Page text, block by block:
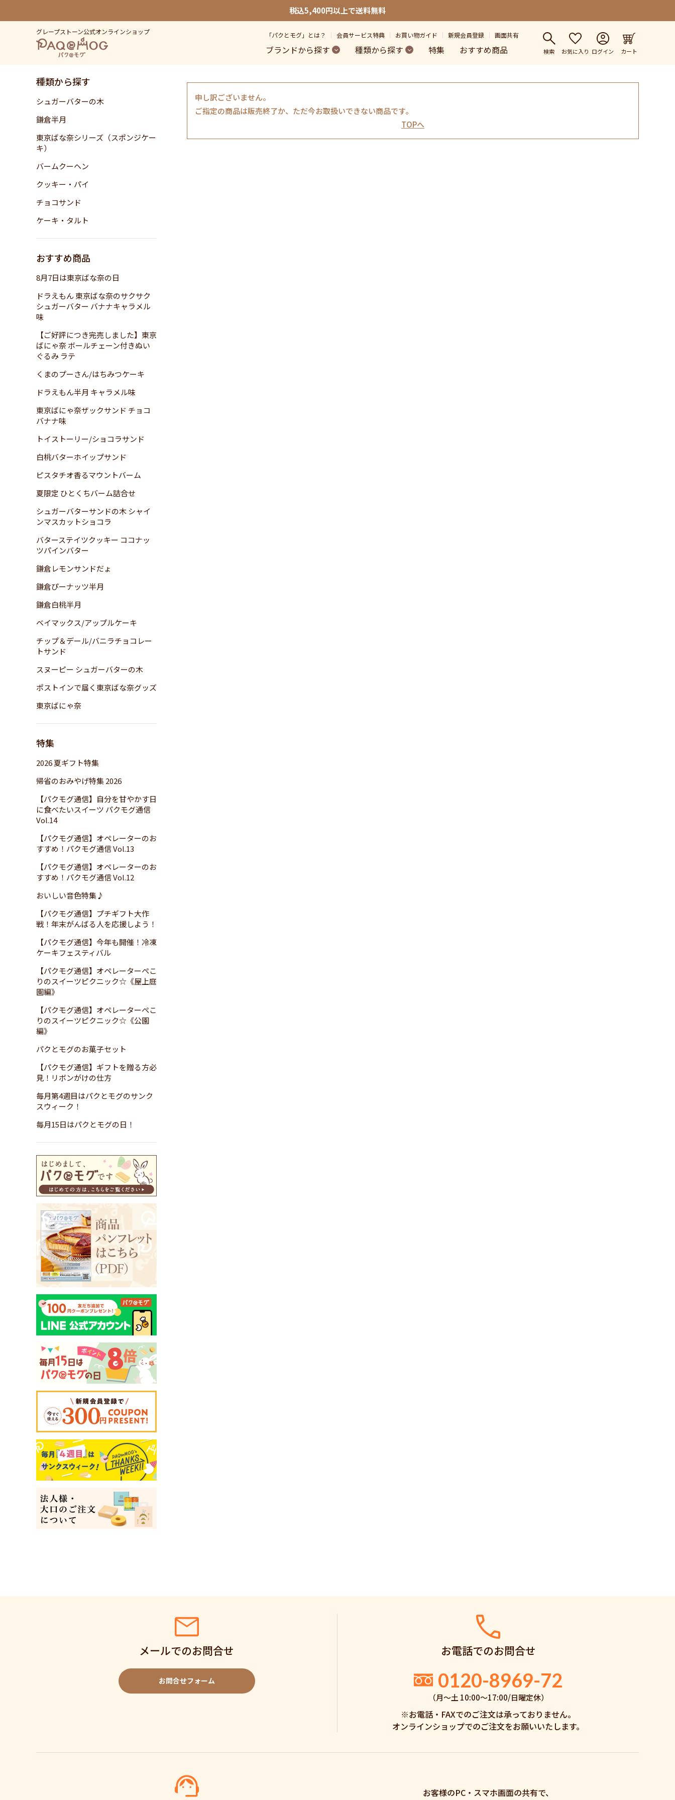
税込5,400円以上で送料無料
グレープストーン公式オンラインショップ 「パクとモグ」とは？ 会員サービス特典 お買い物ガイド 新規会員登録 画面共有
ブランドから探す 種類から探す 特集 おすすめ商品 検索 お気に入り ログイン カート
種類から探す
シュガーバターの木
鎌倉半月
東京ばな奈シリーズ（スポンジケー
キ）
バームクーヘン
クッキー・パイ
チョコサンド
ケーキ・タルト
おすすめ商品
8月7日は東京ばな奈の日
ドラえもん 東京ばな奈のサクサク
シュガーバター バナナキャラメル
味
【ご好評につき完売しました】東京
ばにゃ奈 ボールチェーン付きぬい
ぐるみ ラテ
くまのプーさん/はちみつケーキ
ドラえもん半月 キャラメル味
東京ばにゃ奈ザックサンド チョコ
バナナ味
トイストーリー/ショコラサンド
白桃バターホイップサンド
ピスタチオ香るマウントバーム
夏限定 ひとくちバーム詰合せ
シュガーバターサンドの木 シャイ
ンマスカットショコラ
バターステイツクッキー ココナッ
ツパインバター
鎌倉レモンサンドだょ
鎌倉ぴーナッツ半月
鎌倉白桃半月
ベイマックス/アップルケーキ
チップ＆デール/バニラチョコレー
トサンド
スヌーピー シュガーバターの木
ポストインで届く東京ばな奈グッズ
東京ばにゃ奈
特集
2026 夏ギフト特集
帰省のおみやげ特集 2026
【パクモグ通信】自分を甘やかす日
に食べたいスイーツ パクモグ通信
Vol.14
【パクモグ通信】オペレーターのお
すすめ！パクモグ通信 Vol.13
【パクモグ通信】オペレーターのお
すすめ！パクモグ通信 Vol.12
おいしい音色特集♪
【パクモグ通信】プチギフト大作
戦！年末がんばる人を応援しよう！
【パクモグ通信】今年も開催！冷凍
ケーキフェスティバル
【パクモグ通信】オペレーターぺこ
りのスイーツピクニック☆《屋上庭
園編》
【パクモグ通信】オペレーターぺこ
りのスイーツピクニック☆《公園
編》
パクとモグのお菓子セット
【パクモグ通信】ギフトを贈る方必
見！リボンがけの仕方
毎月第4週目はパクとモグのサンク
スウィーク！
毎月15日はパクとモグの日！
申し訳ございません。
ご指定の商品は販売終了か、ただ今お取扱いできない商品です。
TOPへ
メールでのお問合せ
お問合せフォーム
お電話でのお問合せ
0120-8969-72
（月〜土 10:00〜17:00/日曜定休）
※お電話・FAXでのご注文は承っておりません。
オンラインショップでのご注文をお願いいたします。
お客様のPC・スマホ画面の共有で、